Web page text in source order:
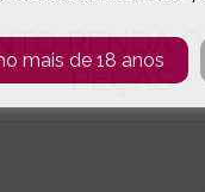
RENDA
PEÇAS
mais de 18 anos